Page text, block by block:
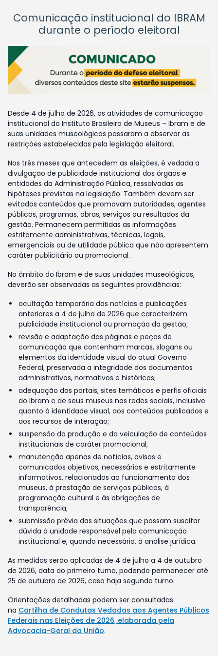
Comunicação institucional do IBRAM
durante o período eleitoral
Desde 4 de julho de 2026, as atividades de comunicação
institucional do Instituto Brasileiro de Museus – Ibram e de
suas unidades museológicas passaram a observar as
restrições estabelecidas pela legislação eleitoral.
Nos três meses que antecedem as eleições, é vedada a
divulgação de publicidade institucional dos órgãos e
entidades da Administração Pública, ressalvadas as
hipóteses previstas na legislação. Também devem ser
evitados conteúdos que promovam autoridades, agentes
públicos, programas, obras, serviços ou resultados da
gestão. Permanecem permitidas as informações
estritamente administrativas, técnicas, legais,
emergenciais ou de utilidade pública que não apresentem
caráter publicitário ou promocional.
No âmbito do Ibram e de suas unidades museológicas,
deverão ser observadas as seguintes providências:
ocultação temporária das notícias e publicações
anteriores a 4 de julho de 2026 que caracterizem
publicidade institucional ou promoção da gestão;
revisão e adaptação das páginas e peças de
comunicação que contenham marcas, slogans ou
elementos da identidade visual do atual Governo
Federal, preservada a integridade dos documentos
administrativos, normativos e históricos;
adequação dos portais, sites temáticos e perfis oficiais
do Ibram e de seus museus nas redes sociais, inclusive
quanto à identidade visual, aos conteúdos publicados e
aos recursos de interação;
suspensão da produção e da veiculação de conteúdos
institucionais de caráter promocional;
manutenção apenas de notícias, avisos e
comunicados objetivos, necessários e estritamente
informativos, relacionados ao funcionamento dos
museus, à prestação de serviços públicos, à
programação cultural e às obrigações de
transparência;
submissão prévia das situações que possam suscitar
dúvida à unidade responsável pela comunicação
institucional e, quando necessário, à análise jurídica.
As medidas serão aplicadas de 4 de julho a 4 de outubro
de 2026, data do primeiro turno, podendo permanecer até
25 de outubro de 2026, caso haja segundo turno.
Orientações detalhadas podem ser consultadas
na Cartilha de Condutas Vedadas aos Agentes Públicos
Federais nas Eleições de 2026, elaborada pela
Advocacia-Geral da União.